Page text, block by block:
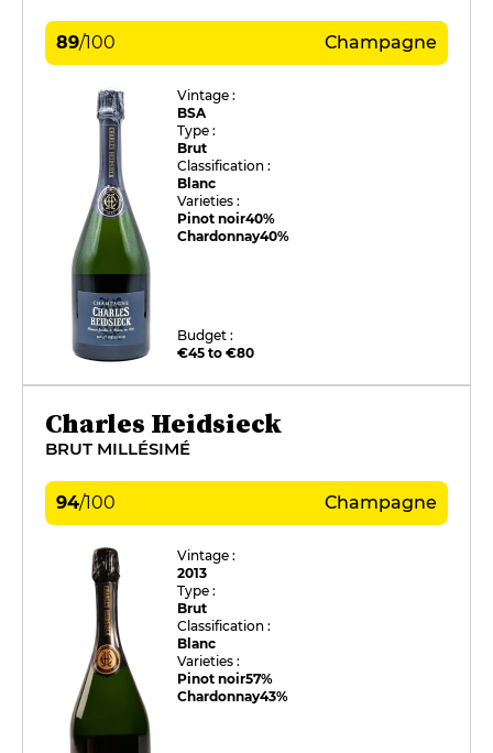
89/100 Champagne
Vintage :
BSA
Type :
Brut
Classification :
Blanc
Varieties :
Pinot noir40%
Chardonnay40%
Budget :
€45 to €80
Charles Heidsieck
BRUT MILLÉSIMÉ
94/100 Champagne
Vintage :
2013
Type :
Brut
Classification :
Blanc
Varieties :
Pinot noir57%
Chardonnay43%